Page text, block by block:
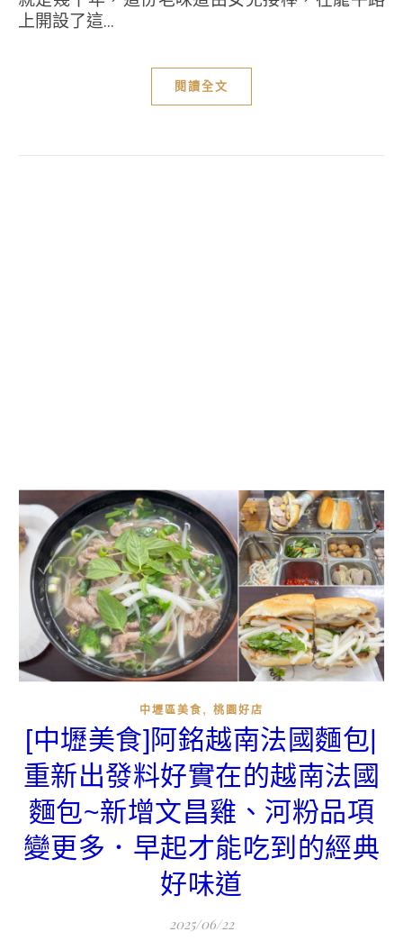
上開設了這...
閱讀全文
中壢區美食 , 桃園好店
[中壢美食]阿銘越南法國麵包|
重新出發料好實在的越南法國
麵包~新增文昌雞、河粉品項
變更多．早起才能吃到的經典
好味道
2025/06/22